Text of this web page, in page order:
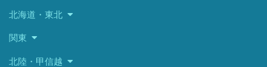
北海道・東北
関東
北陸・甲信越